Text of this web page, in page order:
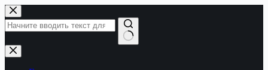
Перейти
к
сути
Ничего
не